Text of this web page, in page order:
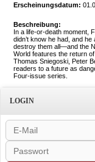
Erscheinungsdatum:
Beschreibung:
In a life-or-death moment,
didn’t know he had, and
destroy them all—and the
World features the return
Thomas Sniegoski, Peter
readers to a future as
Four-issue series.
LOGIN